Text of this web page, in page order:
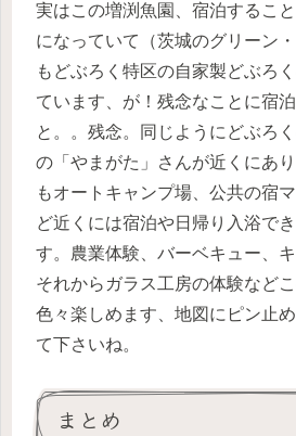
実はこの増渕魚園、宿泊するこ
になっていて（茨城のグリーン
もどぶろく特区の自家製どぶろ
ています、が！残念なことに宿
と。。残念。同じようにどぶろ
の「やまがた」さんが近くにあ
もオートキャンプ場、公共の宿
ど近くには宿泊や日帰り入浴で
す。農業体験、バーベキュー、キ
それからガラス工房の体験など
色々楽しめます、地図にピン止
て下さいね。
まとめ